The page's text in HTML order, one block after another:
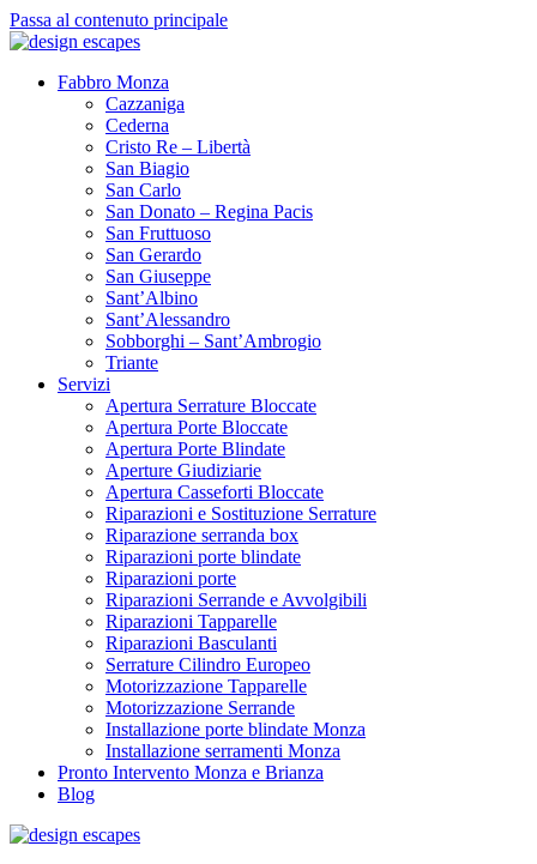
Passa al contenuto principale
Fabbro Monza
Cazzaniga
Cederna
Cristo Re – Libertà
San Biagio
San Carlo
San Donato – Regina Pacis
San Fruttuoso
San Gerardo
San Giuseppe
Sant’Albino
Sant’Alessandro
Sobborghi – Sant’Ambrogio
Triante
Servizi
Apertura Serrature Bloccate
Apertura Porte Bloccate
Apertura Porte Blindate
Aperture Giudiziarie
Apertura Casseforti Bloccate
Riparazioni e Sostituzione Serrature
Riparazione serranda box
Riparazioni porte blindate
Riparazioni porte
Riparazioni Serrande e Avvolgibili
Riparazioni Tapparelle
Riparazioni Basculanti
Serrature Cilindro Europeo
Motorizzazione Tapparelle
Motorizzazione Serrande
Installazione porte blindate Monza
Installazione serramenti Monza
Pronto Intervento Monza e Brianza
Blog